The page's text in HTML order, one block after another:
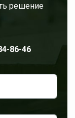
решение
86-46